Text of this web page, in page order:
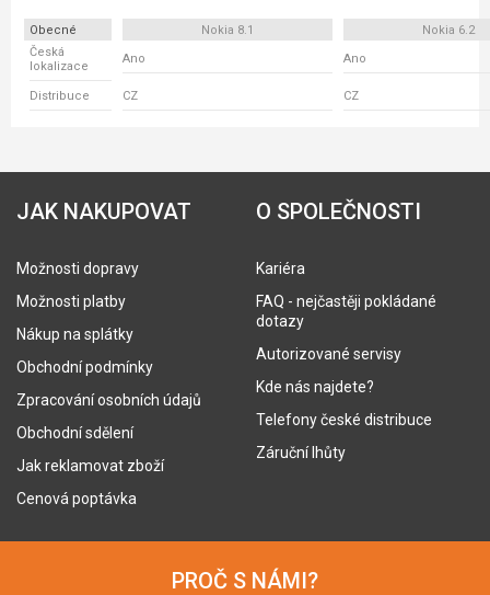
Obecné Nokia 8.1
Nokia 6.2
Česká
lokalizace
Ano Ano
Distribuce CZ CZ
JAK NAKUPOVAT
Možnosti dopravy
Možnosti platby
Nákup na splátky
Obchodní podmínky
Zpracování osobních údajů
Obchodní sdělení
Jak reklamovat zboží
Cenová poptávka
O SPOLEČNOSTI
Kariéra
FAQ - nejčastěji pokládané
dotazy
Autorizované servisy
Kde nás najdete?
Telefony české distribuce
Záruční lhůty
PROČ S NÁMI?